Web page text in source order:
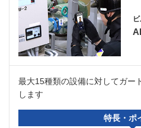
最大15種類の設備に対してガー
します
特長・ポ